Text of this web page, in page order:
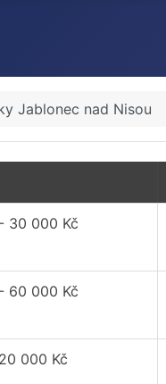
Jablonec nad Nisou
30 000 Kč
60 000 Kč
000 Kč